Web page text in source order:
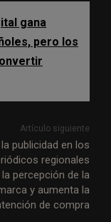
gana
pero los
Artículo siguiente
publicidad en los
regionales
percepción de la
y aumenta la
de compra